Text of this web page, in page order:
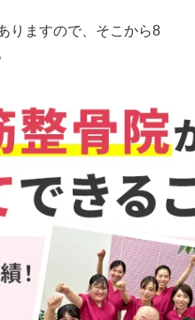
りますので、そこから8